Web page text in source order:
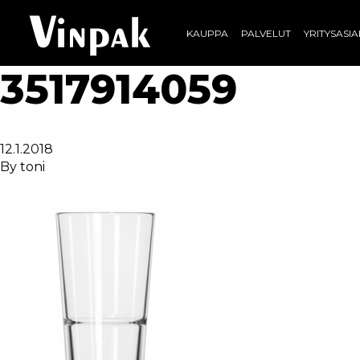
KAUPPA PALVELUT
3517914059
12.1.2018
By toni